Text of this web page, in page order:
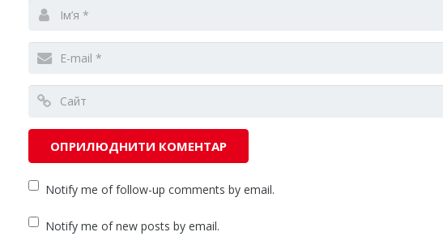
Notify me of follow-up comments by email.
Notify me of new posts by email.